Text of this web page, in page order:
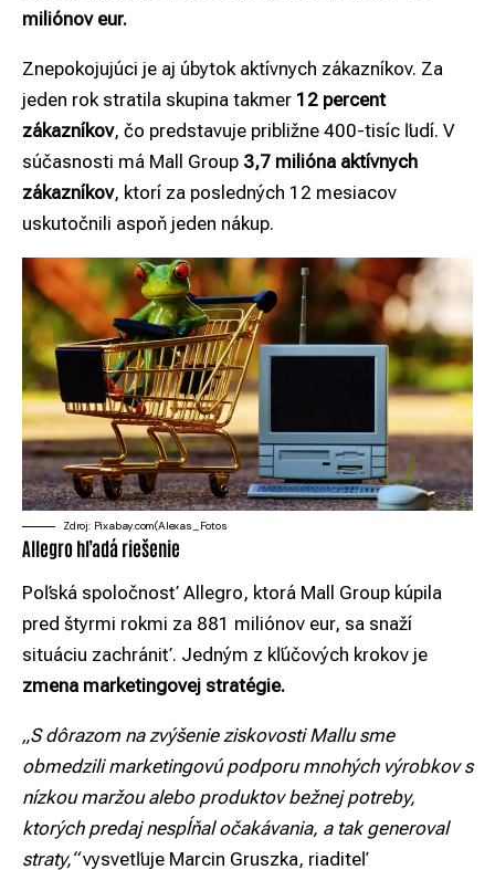
miliónov eur.
Znepokojujúci je aj úbytok aktívnych zákazníkov. Za
jeden rok stratila skupina takmer 12 percent
zákazníkov, čo predstavuje približne 400-tisíc ľudí. V
súčasnosti má Mall Group 3,7 milióna aktívnych
zákazníkov, ktorí za posledných 12 mesiacov
uskutočnili aspoň jeden nákup.
Zdroj: Pixabay.com(Alexas_Fotos
Allegro hľadá riešenie
Poľská spoločnosť Allegro, ktorá Mall Group kúpila
pred štyrmi rokmi za 881 miliónov eur, sa snaží
situáciu zachrániť. Jedným z kľúčových krokov je
zmena marketingovej stratégie.
„S dôrazom na zvýšenie ziskovosti Mallu sme
obmedzili marketingovú podporu mnohých výrobkov s
nízkou maržou alebo produktov bežnej potreby,
ktorých predaj nespĺňal očakávania, a tak generoval
straty,“vysvetľuje Marcin Gruszka, riaditeľ